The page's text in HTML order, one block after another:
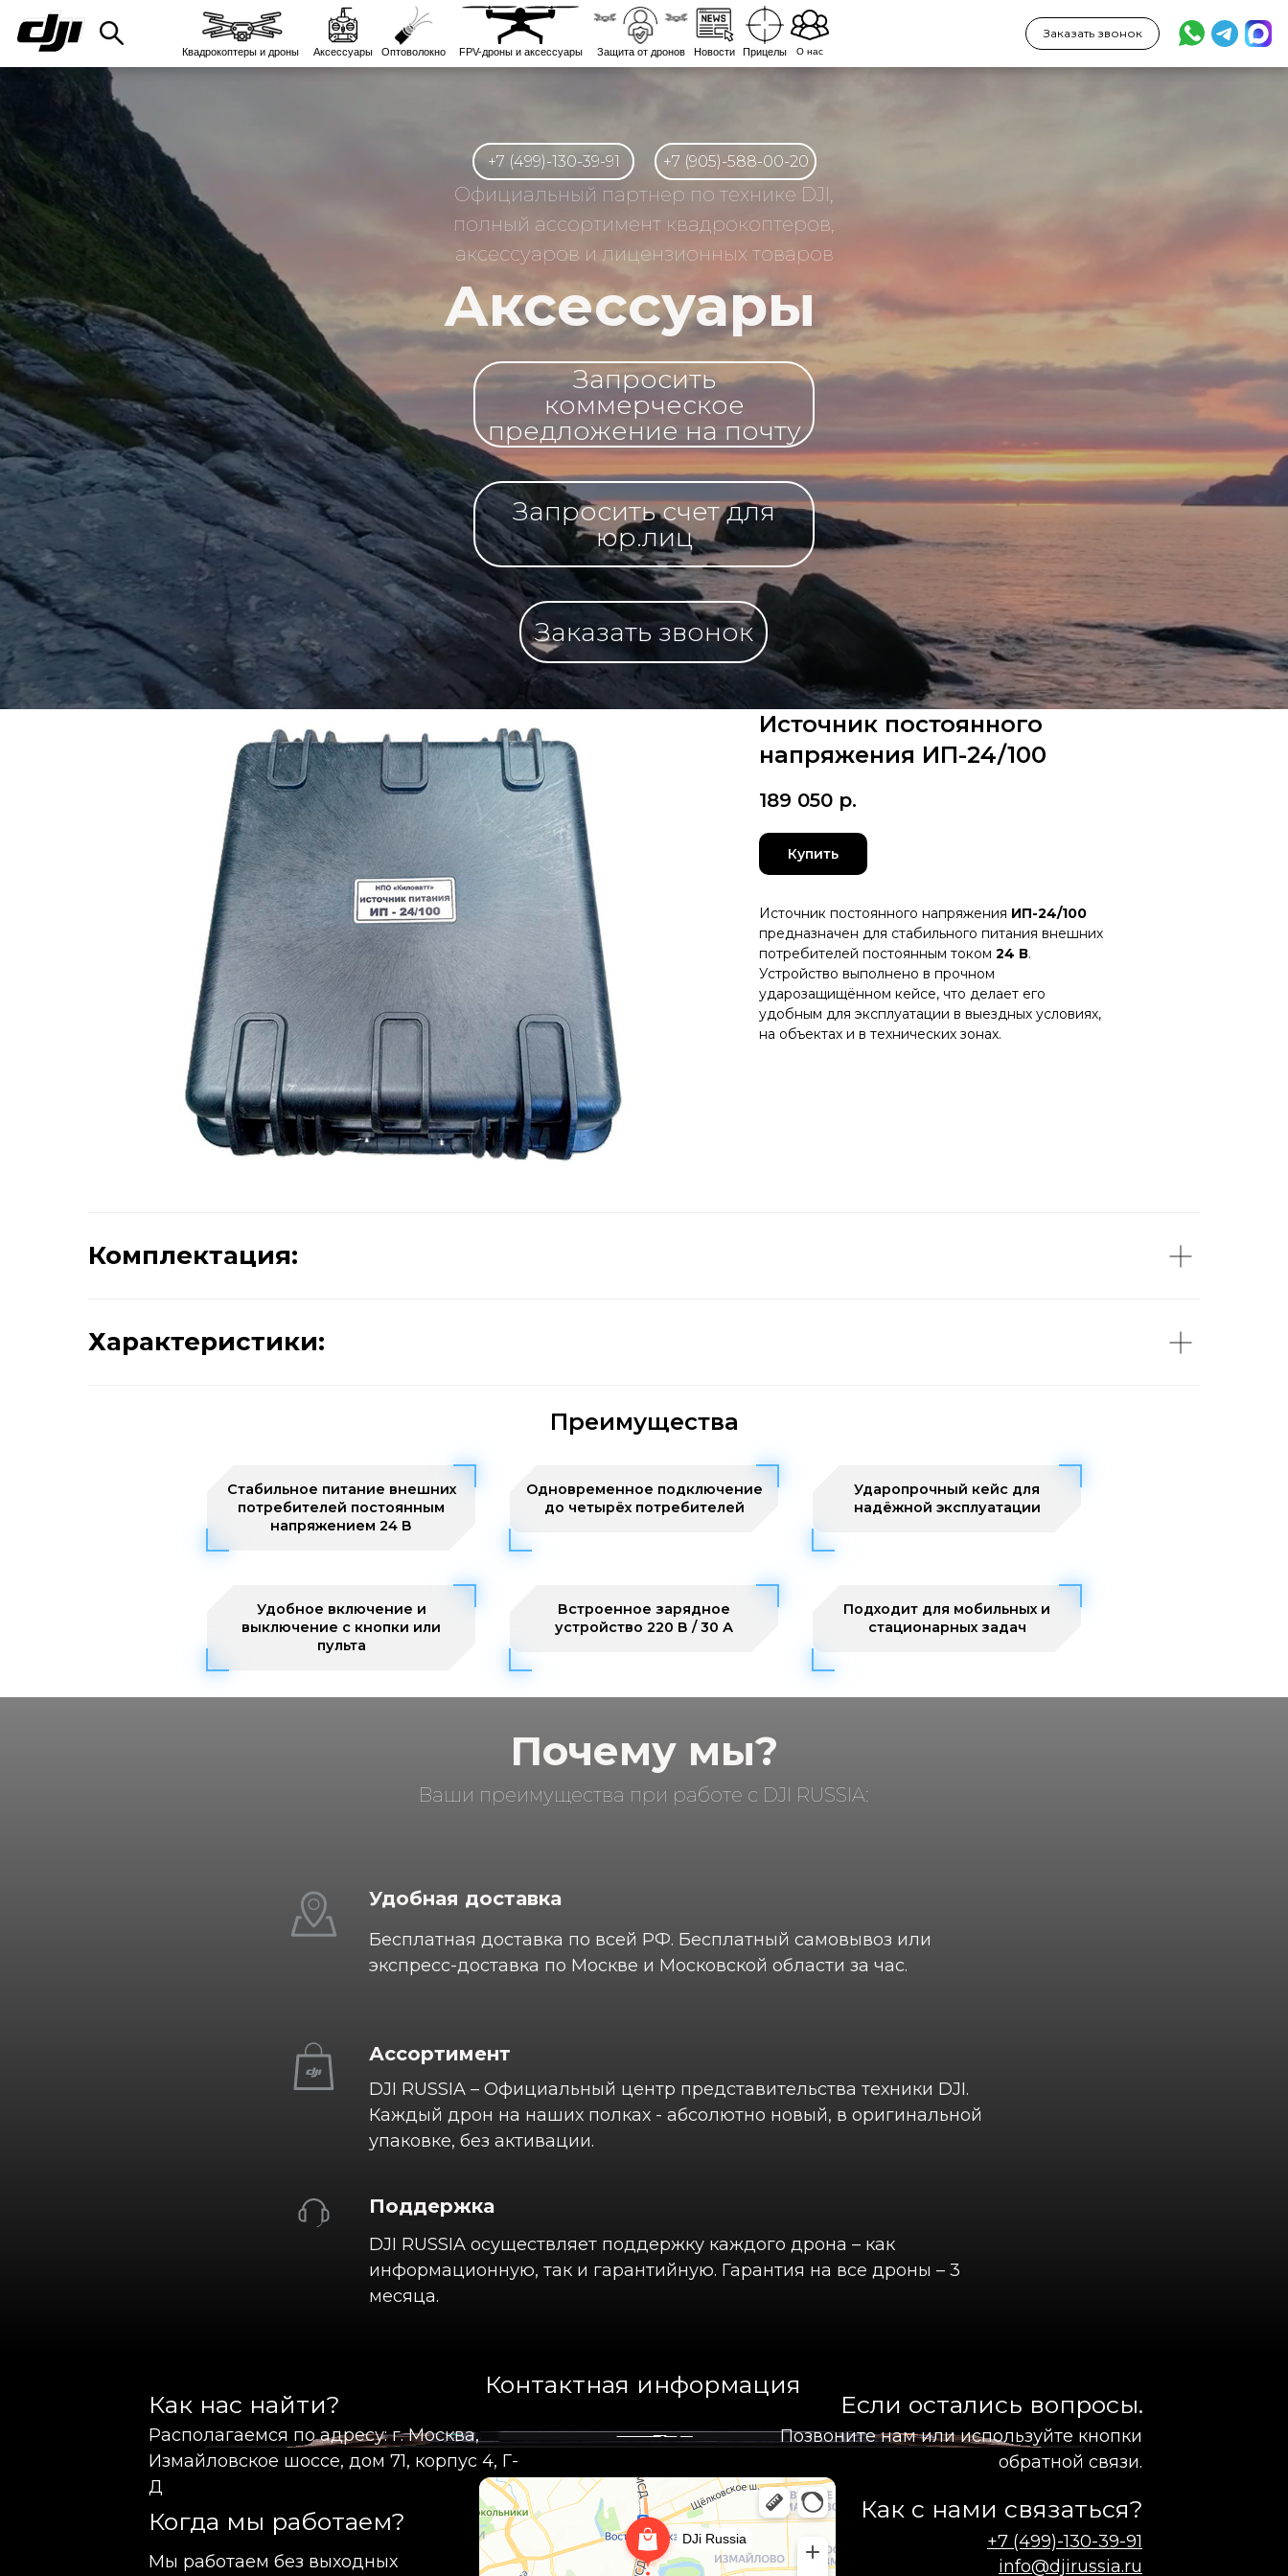
Заказать звонок
Квадрокоптеры и дроны Аксессуары Оптоволокно FPV-дроны и аксессуары Защита от дронов Новости Прицелы О нас
Аксессуары
Официальный партнер по технике DJI,
полный ассортимент квадрокоптеров,
аксессуаров и лицензионных товаров
Заказать звонок
Запросить
коммерческое
предложение на почту
Запросить счет для
юр.лиц
+7 (499)-130-39-91 +7 (905)-588-00-20
Источник постоянного
напряжения ИП-24/100
212 000 р.
Купить
Источник постоянного напряжения ИП-24/100
предназначен для стабильного питания внешних
потребителей постоянным током 24 В.
Устройство выполнено в прочном
ударозащищённом кейсе, что делает его
удобным для эксплуатации в выездных условиях,
на объектах и в технических зонах.
Комплектация:
Характеристики:
Преимущества
Стабильное питание внешних
потребителей постоянным
напряжением 24 В
Одновременное подключение
до четырёх потребителей
Ударопрочный кейс для
надёжной эксплуатации
Удобное включение и
выключение с кнопки или
пульта
Встроенное зарядное
устройство 220 В / 30 А
Подходит для мобильных и
стационарных задач
Почему мы?
Ваши преимущества при работе с DJI RUSSIA:
Удобная доставка
Бесплатная доставка по всей РФ. Бесплатный самовывоз или
экспресс-доставка по Москве и Московской области за час.
Ассортимент
DJI RUSSIA – Официальный центр представительства техники DJI.
Каждый дрон на наших полках - абсолютно новый, в оригинальной
упаковке, без активации.
Поддержка
DJI RUSSIA осуществляет поддержку каждого дрона – как
информационную, так и гарантийную. Гарантия на все дроны – 3
месяца.
Как нас найти?
Когда мы работаем?
Если остались вопросы.
Как с нами связаться?
Располагаемся по адресу: г. Москва,
Измайловское шоссе, дом 71, корпус 4, Г-
Д
Мы работаем без выходных
Позвоните нам или используйте кнопки
обратной связи.
+7 (499)-130-39-91
info@djirussia.ru
Контактная информация